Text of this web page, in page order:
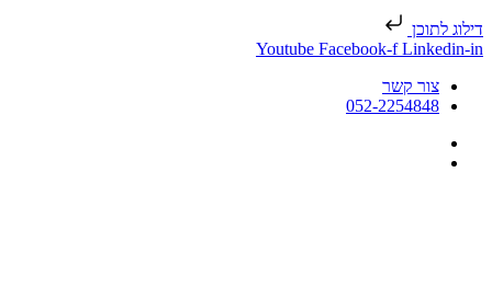
דילוג לתוכן
Youtube Facebook-f Linkedin-in
צור קשר
052-2254848